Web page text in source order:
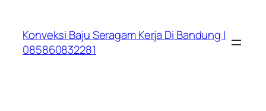
konten
Konveksi Baju Seragam Kerja Di Bandung |
085860832281